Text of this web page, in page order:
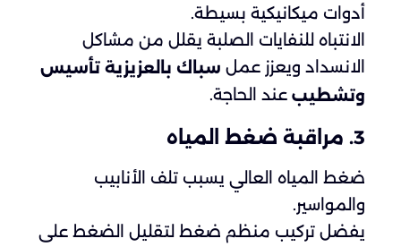
أدوات ميكانيكية بسيطة.
الانتباه للنفايات الصلبة يقلل من مشاكل
الانسداد ويعزز عمل سباك بالعزيزية تأسيس
وتشطيب عند الحاجة.
3. مراقبة ضغط المياه
ضغط المياه العالي يسبب تلف الأنابيب
والمواسير.
يفضل تركيب منظم ضغط لتقليل الضغط على